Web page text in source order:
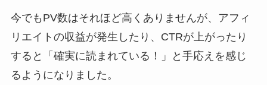
今でもPV数はそれほど高くありませんが、アフィ
リエイトの収益が発生したり、CTRが上がったり
すると「確実に読まれている！」と手応えを感じ
るようになりました。